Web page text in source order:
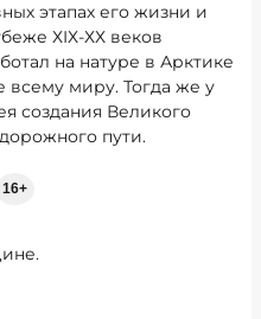
этапах его жизни и
ХIХ-ХХ веков
на натуре в Арктике
всему миру. Тогда же у
создания Великого
пути.
16+